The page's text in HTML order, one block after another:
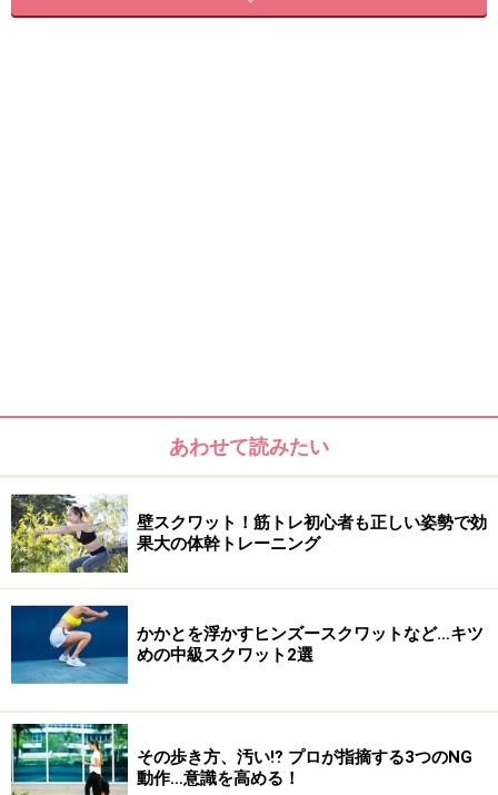
左右差を感じながらくびれを作る
・正しい姿勢を意識できる
ロールできる
・左右差を感じやすい
あわせて読みたい
壁スクワット！筋トレ初心者も正しい姿勢で効
果大の体幹トレーニング
かかとを浮かすヒンズースクワットなど…キツ
めの中級スクワット2選
その歩き方、汚い⁉ プロが指摘する3つのNG
動作…意識を高める！